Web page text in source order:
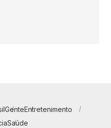
GenteEntretenimento
Saúde